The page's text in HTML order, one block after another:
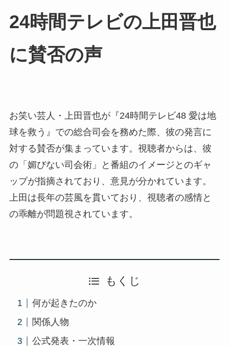
24時間テレビの上田晋也
に賛否の声
お笑い芸人・上田晋也が『24時間テレビ48 愛は地
球を救う』での総合司会を務めた際、彼の発言に
対する賛否が集まっています。視聴者からは、彼
の「媚びない司会術」と番組のイメージとのギャ
ップが指摘されており、意見が分かれています。
上田は長年の芸風を貫いており、視聴者の感情と
の乖離が問題視されています。
もくじ
何が起きたのか
関係人物
公式発表・一次情報